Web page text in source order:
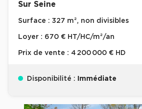
Sur Seine
Surface : 327 m², non divisibles
Loyer : 670 € HT/HC/m²/an
Prix de vente : 4 200 000 € HD
Disponibilité : Immédiate